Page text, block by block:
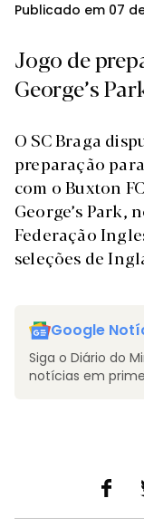
Publicado em 07
Jogo de
George’s
O SC Braga
preparação
com o Buxton
George’s Park,
Federação
seleções de
Google
Siga o Diário do
notícias em